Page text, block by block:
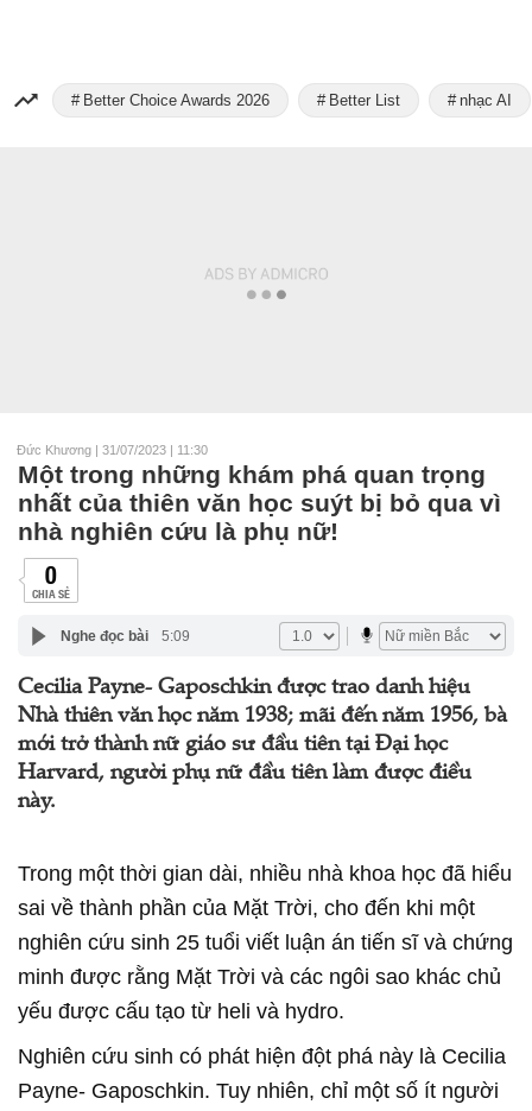
Better Choice Awards 2026 Better List nhạc AI
Đức Khương | 31/07/2023 | 11:30
Một trong những khám phá quan trọng
nhất của thiên văn học suýt bị bỏ qua vì
nhà nghiên cứu là phụ nữ!
0
CHIA SẺ
Nghe đọc bài 5:09
Cecilia Payne- Gaposchkin được trao danh hiệu
Nhà thiên văn học năm 1938; mãi đến năm 1956, bà
mới trở thành nữ giáo sư đầu tiên tại Đại học
Harvard, người phụ nữ đầu tiên làm được điều
này.
Trong một thời gian dài, nhiều nhà khoa học đã hiểu
sai về thành phần của Mặt Trời, cho đến khi một
nghiên cứu sinh 25 tuổi viết luận án tiến sĩ và chứng
minh được rằng Mặt Trời và các ngôi sao khác chủ
yếu được cấu tạo từ heli và hydro.
Nghiên cứu sinh có phát hiện đột phá này là Cecilia
Payne- Gaposchkin. Tuy nhiên, chỉ một số ít người